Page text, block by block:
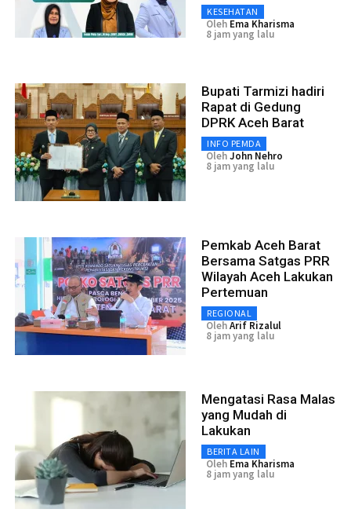
KESEHATAN
Oleh Ema Kharisma
8 jam yang lalu
Bupati Tarmizi hadiri
Rapat di Gedung
DPRK Aceh Barat
INFO PEMDA
OlehJohn Nehro
8 jam yang lalu
Pemkab Aceh Barat
Bersama Satgas PRR
Wilayah Aceh Lakukan
Pertemuan
REGIONAL
OlehArif Rizalul
8 jam yang lalu
Mengatasi Rasa Malas
yang Mudah di
Lakukan
BERITA LAIN
Oleh Ema Kharisma
8 jam yang lalu